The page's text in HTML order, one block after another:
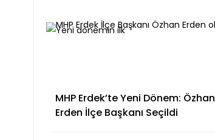
MHP Erdek’te Yeni Dönem: Özhan
Erden İlçe Başkanı Seçildi